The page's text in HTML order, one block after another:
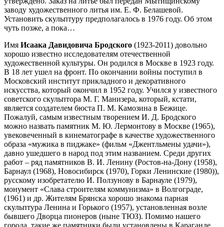
заводу художественного литья им. Е. Ф. Белашевой.
Установить скульптуру предполагалось в 1976 году. Об этом
чуть позже, а пока…
Имя Исаака Давидовича Бродского (1923-2011) довольно
хорошо известно исследователям отечественной
художественной культуры. Он родился в Москве в 1923 году.
В 18 лет ушел на фронт. По окончании войны поступил в
Московский институт прикладного и декоративного
искусства, который окончил в 1952 году. Учился у известного
советского скульптора М. Г. Манизера, который, кстати,
является создателем бюста П. М. Камозина в Бежице.
Пожалуй, самым известным творением И. Д. Бродского
можно назвать памятник М. Ю. Лермонтову в Москве (1965),
увековеченный в кинематографе в качестве художественного
образа «мужика в пиджаке» (фильм «Джентльмены удачи»),
давно ушедшего в народ под этим названием. Среди других
работ – ряд памятников В. И. Ленину (Ростов-на-Дону (1958),
Барнаул (1968), Новосибирск (1970), Горки Ленинские (1980)),
русскому изобретателю И. Ползунову в Барнауле (1979),
монумент «Слава строителям коммунизма» в Волгограде,
(1961) и др. Жителям Брянска хорошо знакома парная
скульптура Ленина и Горького (1957), установленная возле
бывшего Дворца пионеров (ныне ТЮЗ). Помимо нашего